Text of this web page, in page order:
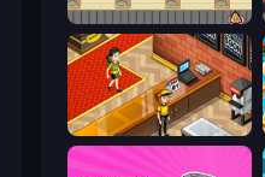
Cinema Panic 2